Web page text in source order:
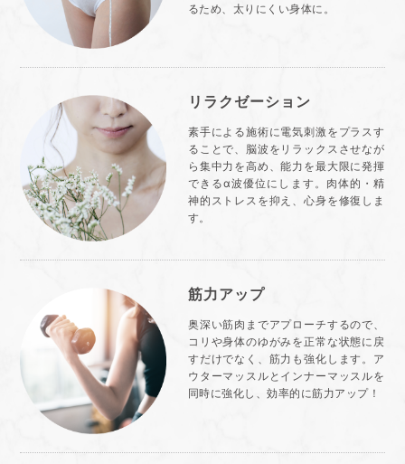
るため、太りにくい身体に。
リラクゼーション
素手による施術に電気刺激をプラスす
ることで、脳波をリラックスさせなが
ら集中力を高め、能力を最大限に発揮
できるα波優位にします。肉体的・精
神的ストレスを抑え、心身を修復しま
す。
筋力アップ
奥深い筋肉までアプローチするので、
コリや身体のゆがみを正常な状態に戻
すだけでなく、筋力も強化します。ア
ウターマッスルとインナーマッスルを
同時に強化し、効率的に筋力アップ！